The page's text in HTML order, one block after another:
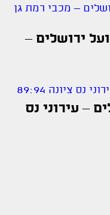
משחק 1: הפועל ירושלים –
– עירוני נס